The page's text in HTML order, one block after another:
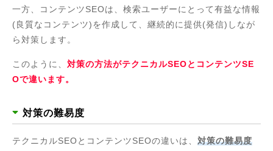
一方、コンテンツSEOは、検索ユーザーにとって有益な情報
(良質なコンテンツ)を作成して、継続的に提供(発信)しなが
ら対策します。
このように、 対策の方法がテクニカルSEOとコンテンツSE
Oで違います。
対策の難易度
テクニカルSEOとコンテンツSEOの違いは、 対策の難易度